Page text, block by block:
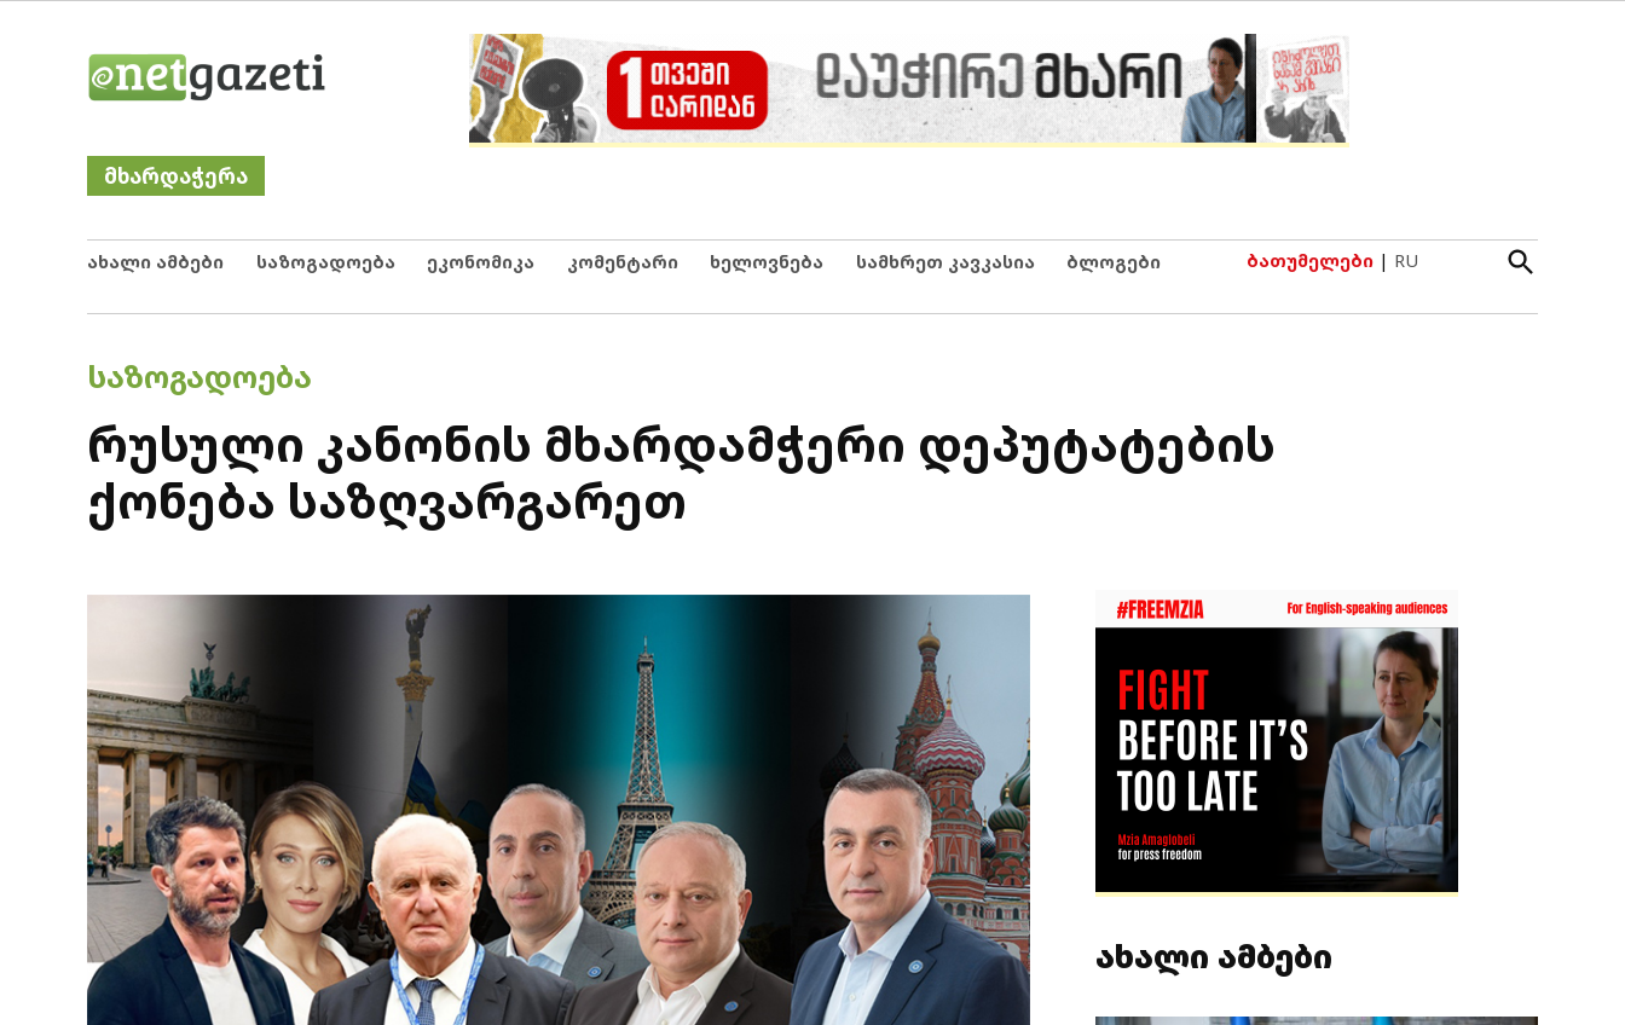
Netgazeti
მხარდაჭერა
ახალი ამბები საზოგადოება ეკონომიკა კომენტარი ხელოვნება სამხრეთ კავკასია ბლოგები ბათუმელები | RU
Open
Search
POSTED
ᲡᲐᲖᲝᲒᲐᲓᲝᲔᲑᲐ
რუსული კანონის მხარდამჭერი დეპუტატების
ქონება საზღვარგარეთ
ახალი ამბები